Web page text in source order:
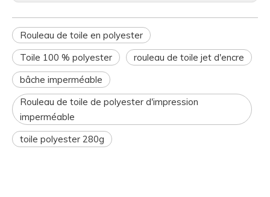
Rouleau de toile en polyester
Toile 100 % polyester
rouleau de toile jet d'encre
bâche imperméable
Rouleau de toile de polyester d'impression
imperméable
toile polyester 280g